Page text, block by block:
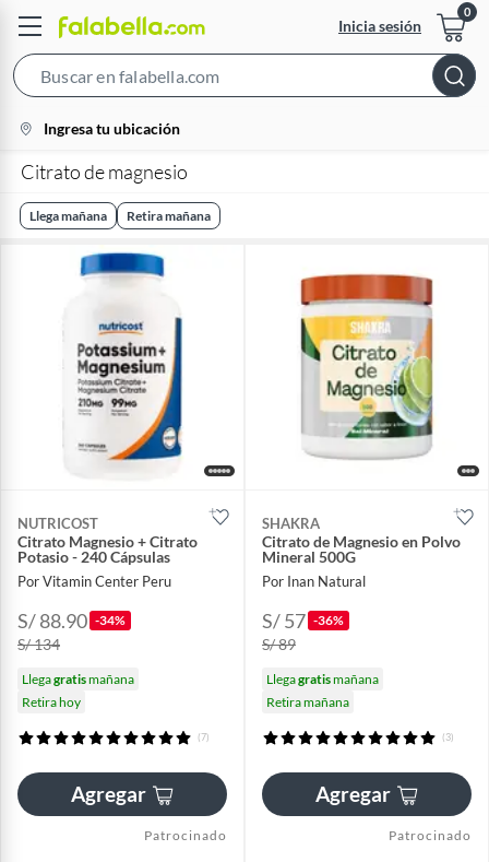
Inicia sesión
Bar
location-
icon
Ingresa tu ubicación
Citrato de magnesio
Llega mañana Retira mañana
NUTRICOST
Citrato Magnesio + Citrato
Potasio - 240 Cápsulas
Por Vitamin Center Peru
S/ 88.90 -34%
S/ 134
Llegagratismañana
Retira hoy
(7)
Agregar
Patrocinado
SHAKRA
Citrato de Magnesio en Polvo
Mineral 500G
Por Inan Natural
S/ 57 -36%
S/ 89
Llegagratismañana
Retira mañana
(3)
Agregar
Patrocinado